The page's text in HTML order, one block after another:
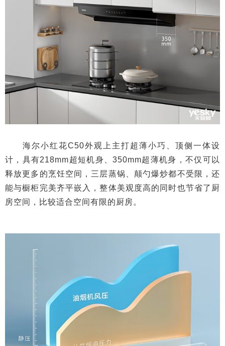
海尔小红花C50外观上主打超薄小巧、顶侧一体设
计，具有218mm超短机身、350mm超薄机身，不仅可以
释放更多的烹饪空间，三层蒸锅、颠勺爆炒都不受限，还
能与橱柜完美齐平嵌入，整体美观度高的同时也节省了厨
房空间，比较适合空间有限的厨房。